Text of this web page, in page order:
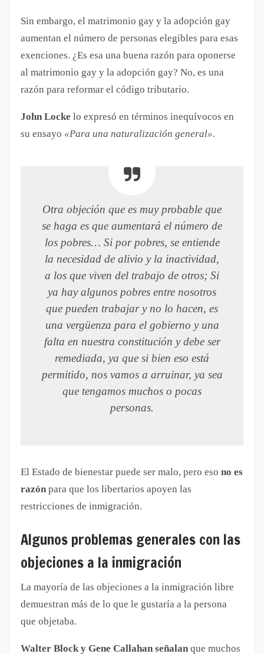
Sin embargo, el matrimonio gay y la adopción gay
aumentan el número de personas elegibles para esas
exenciones. ¿Es esa una buena razón para oponerse
al matrimonio gay y la adopción gay? No, es una
razón para reformar el código tributario.
John Locke lo expresó en términos inequívocos en
su ensayo «Para una naturalización general».
Otra objeción que es muy probable que
se haga es que aumentará el número de
los pobres… Si por pobres, se entiende
la necesidad de alivio y la inactividad,
a los que viven del trabajo de otros; Si
ya hay algunos pobres entre nosotros
que pueden trabajar y no lo hacen, es
una vergüenza para el gobierno y una
falta en nuestra constitución y debe ser
remediada, ya que si bien eso está
permitido, nos vamos a arruinar, ya sea
que tengamos muchos o pocas
personas.
El Estado de bienestar puede ser malo, pero eso no es
razón para que los libertarios apoyen las
restricciones de inmigración.
Algunos problemas generales con las
objeciones a la inmigración
La mayoría de las objeciones a la inmigración libre
demuestran más de lo que le gustaría a la persona
que objetaba.
Walter Block y Gene Callahan señalan que muchos